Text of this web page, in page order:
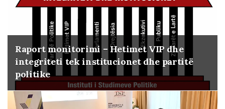
Raport monitorimi – Hetimet VIP dhe
integriteti tek institucionet dhe partitë
politike